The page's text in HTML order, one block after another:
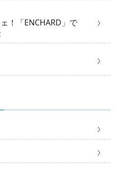
！「ENCHARD」で